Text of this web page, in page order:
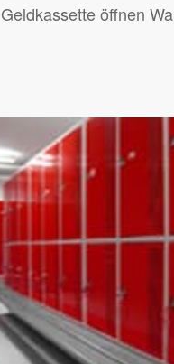
Geldkassette öffnen